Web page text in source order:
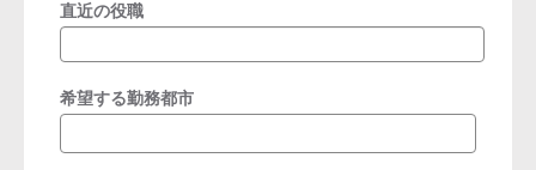
直近の役職
希望する勤務都市